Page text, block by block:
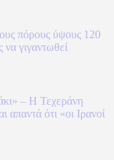
πόρους ύψους 120
γιγαντωθεί
– Η Τεχεράνη
απαντά ότι «οι Ιρανοί